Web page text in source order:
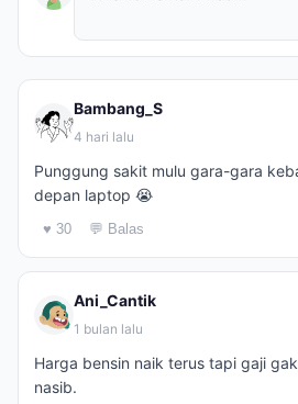
Bambang_S
4 hari lalu
Punggung sakit mulu gara-gara
depan laptop 😭
♥ 30 💬 Balas
Ani_Cantik
1 bulan lalu
Harga bensin naik terus tapi gaji
nasib.